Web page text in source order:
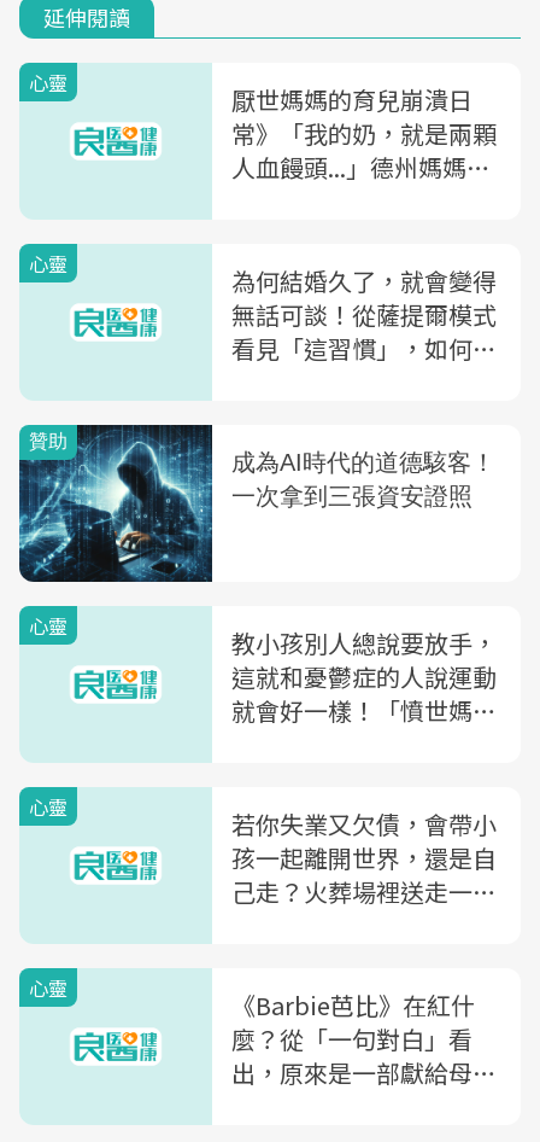
延伸閱讀
心靈
厭世媽媽的育兒崩潰日
常》「我的奶，就是兩顆
人血饅頭...」德州媽媽的
心靈
為何結婚久了，就會變得
無話可談！從薩提爾模式
看見「這習慣」，如何毀
心靈
教小孩別人總說要放手，
這就和憂鬱症的人說運動
就會好一樣！「憤世媽
地方
心靈
若你失業又欠債，會帶小
孩一起離開世界，還是自
己走？火葬場裡送走一對
心靈
《Barbie芭比》在紅什
麼？從「一句對白」看
出，原來是一部獻給母親